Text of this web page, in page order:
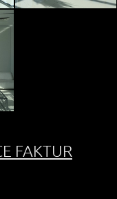
FAKTUR